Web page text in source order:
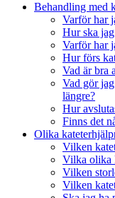
Behandling med
Varför har
Hur ska
Varför har
Hur förs
Vad är bra
Vad gör
längre?
Hur
Finns det
Olika
Vilken
Vilka olika
Vilken
Vilken